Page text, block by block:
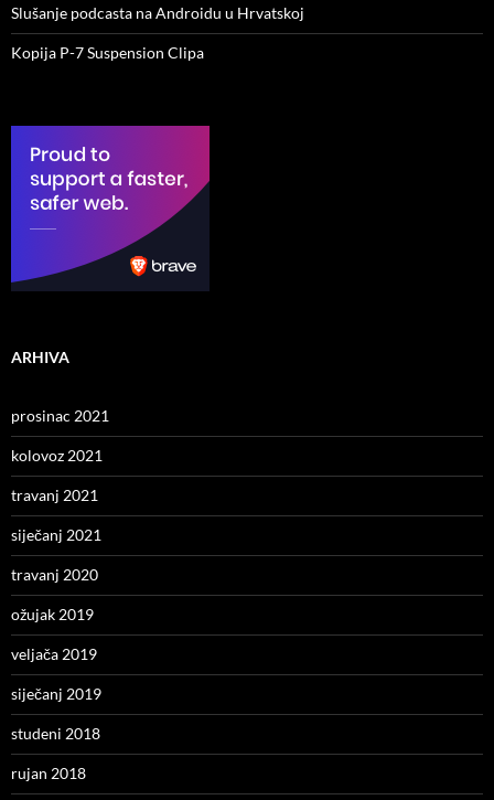
Slušanje podcasta na Androidu u Hrvatskoj
Kopija P-7 Suspension Clipa
ARHIVA
prosinac 2021
kolovoz 2021
travanj 2021
siječanj 2021
travanj 2020
ožujak 2019
veljača 2019
siječanj 2019
studeni 2018
rujan 2018